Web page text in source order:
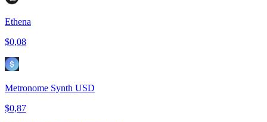
Ethena
$0,08
Metronome Synth USD
$0,87